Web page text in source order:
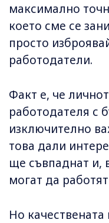
максимално
което сме се
просто
работодатели.
Факт е, че
работодателя с
изключително
това дали
ще съвпаднат и,
могат да
Но